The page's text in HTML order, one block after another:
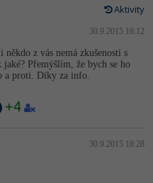
Aktivity
30.9.2015 18:12
z vás nemá zkušenosti s
Přemýšlím, že bych se ho
a proti. Díky za info.
+4
30.9.2015 18:28